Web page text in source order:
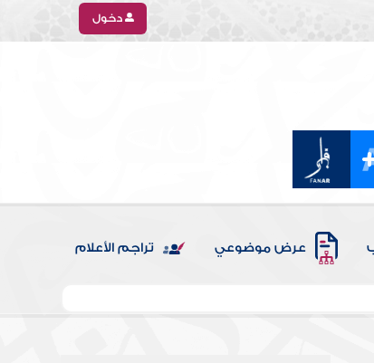
دخول
عرض موضوعي تراجم الأعلام